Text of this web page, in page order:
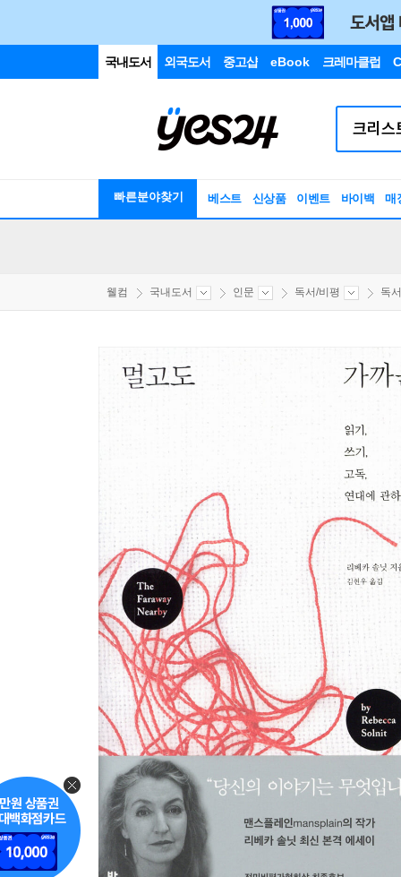
국내도서 외국도서 중고샵 eBook 크레마클럽
빠른분야찾기 베스트 신상품 이벤트 바이백 매
웰컴 국내도서 인문 독서/비평 독